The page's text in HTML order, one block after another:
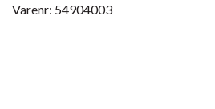
Varenr: 54904003